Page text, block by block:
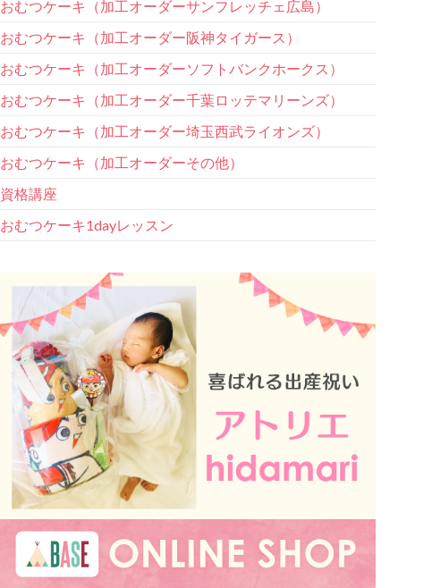
おむつケーキ（加工オーダーサンフレッチェ広島）
おむつケーキ（加工オーダー阪神タイガース）
おむつケーキ（加工オーダーソフトバンクホークス）
おむつケーキ（加工オーダー千葉ロッテマリーンズ）
おむつケーキ（加工オーダー埼玉西武ライオンズ）
おむつケーキ（加工オーダーその他）
資格講座
おむつケーキ1dayレッスン